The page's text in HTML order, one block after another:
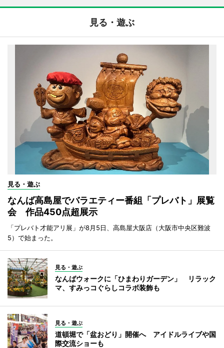
見る・遊ぶ
見る・遊ぶ
なんば高島屋でバラエティー番組「プレバト」展覧
会 作品450点超展示
「プレバト才能アリ展」が8月5日、高島屋大阪店（大阪市中央区難波
5）で始まった。
見る・遊ぶ
なんばウォークに「ひまわりガーデン」 リラック
マ、すみっコぐらしコラボ装飾も
見る・遊ぶ
道頓堀で「盆おどり」開催へ アイドルライブや国
際交流ショーも